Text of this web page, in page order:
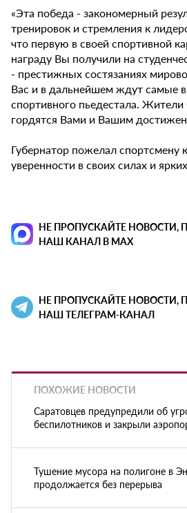
«Эта победа - закономерный
тренировок и стремления к
что первую в своей спортивной
награду Вы получили на
- престижных состязаниях
Вас и в дальнейшем ждут самые
спортивного пьедестала. Жители
гордятся Вами и Вашим
Губернатор пожелал спортсмену
уверенности в своих силах и
НЕ ПРОПУСКАЙТЕ НОВОСТИ,
НАШ КАНАЛ В MAX
НЕ ПРОПУСКАЙТЕ НОВОСТИ,
НАШ ТЕЛЕГРАМ-КАНАЛ
ПОХОЖИЕ НОВОСТИ
Саратовцев предупредили об
беспилотников и закрыли
Тушение мусора на полигоне в
продолжается без перерыва